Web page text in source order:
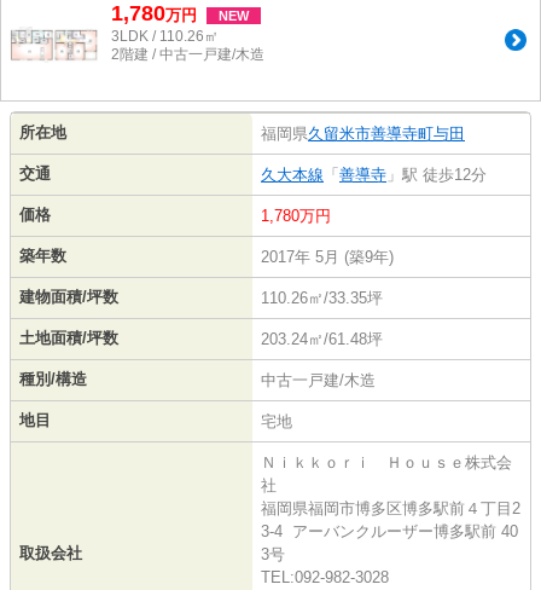
1,780万円 NEW
3LDK / 110.26㎡
2階建 / 中古一戸建/木造
所在地 福岡県久留米市善導寺町与田
交通 久大本線 「 善導寺 」駅 徒歩12分
価格 1,780万円
築年数 2017年 5月 (築9年)
建物面積/坪数 110.26㎡/33.35坪
土地面積/坪数 203.24㎡/61.48坪
種別/構造 中古一戸建/木造
地目 宅地
取扱会社
Ｎｉｋｋｏｒｉ Ｈｏｕｓｅ株式会
社
福岡県福岡市博多区博多駅前４丁目2
3-4 アーバンクルーザー博多駅前 40
3号
TEL:092-982-3028